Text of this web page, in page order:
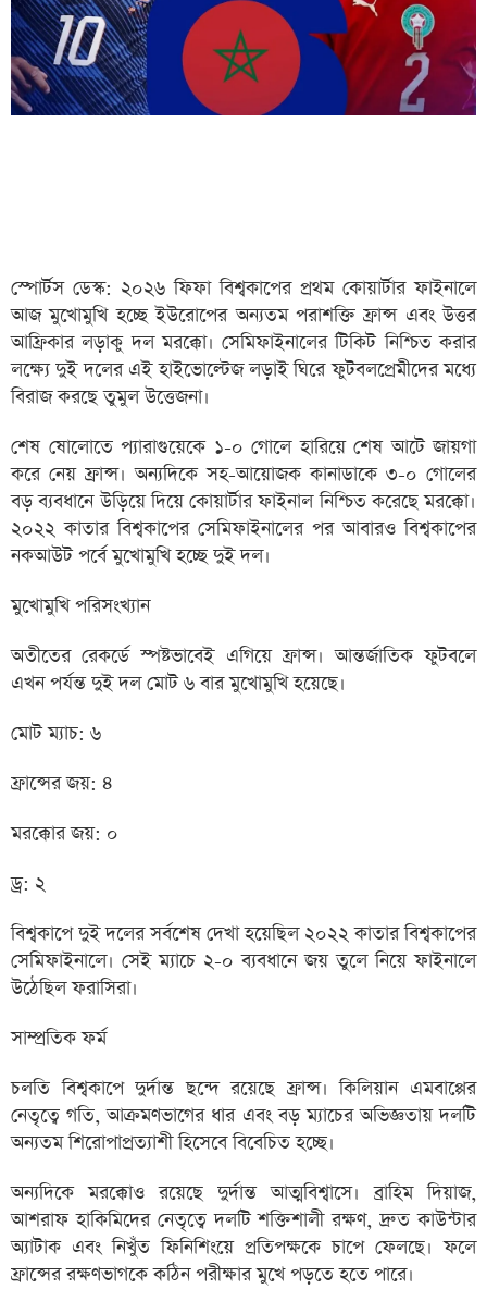
স্পোর্টস ডেস্ক: ২০২৬ ফিফা বিশ্বকাপের প্রথম কোয়ার্টার ফাইনালে
আজ মুখোমুখি হচ্ছে ইউরোপের অন্যতম পরাশক্তি ফ্রান্স এবং উত্তর
আফ্রিকার লড়াকু দল মরক্কো। সেমিফাইনালের টিকিট নিশ্চিত করার
লক্ষ্যে দুই দলের এই হাইভোল্টেজ লড়াই ঘিরে ফুটবলপ্রেমীদের মধ্যে
বিরাজ করছে তুমুল উত্তেজনা।
শেষ ষোলোতে প্যারাগুয়েকে ১-০ গোলে হারিয়ে শেষ আটে জায়গা
করে নেয় ফ্রান্স। অন্যদিকে সহ-আয়োজক কানাডাকে ৩-০ গোলের
বড় ব্যবধানে উড়িয়ে দিয়ে কোয়ার্টার ফাইনাল নিশ্চিত করেছে মরক্কো।
২০২২ কাতার বিশ্বকাপের সেমিফাইনালের পর আবারও বিশ্বকাপের
নকআউট পর্বে মুখোমুখি হচ্ছে দুই দল।
মুখোমুখি পরিসংখ্যান
অতীতের রেকর্ডে স্পষ্টভাবেই এগিয়ে ফ্রান্স। আন্তর্জাতিক ফুটবলে
এখন পর্যন্ত দুই দল মোট ৬ বার মুখোমুখি হয়েছে।
মোট ম্যাচ: ৬
ফ্রান্সের জয়: ৪
মরক্কোর জয়: ০
ড্র: ২
বিশ্বকাপে দুই দলের সর্বশেষ দেখা হয়েছিল ২০২২ কাতার বিশ্বকাপের
সেমিফাইনালে। সেই ম্যাচে ২-০ ব্যবধানে জয় তুলে নিয়ে ফাইনালে
উঠেছিল ফরাসিরা।
সাম্প্রতিক ফর্ম
চলতি বিশ্বকাপে দুর্দান্ত ছন্দে রয়েছে ফ্রান্স। কিলিয়ান এমবাপ্পের
নেতৃত্বে গতি, আক্রমণভাগের ধার এবং বড় ম্যাচের অভিজ্ঞতায় দলটি
অন্যতম শিরোপাপ্রত্যাশী হিসেবে বিবেচিত হচ্ছে।
অন্যদিকে মরক্কোও রয়েছে দুর্দান্ত আত্মবিশ্বাসে। ব্রাহিম দিয়াজ,
আশরাফ হাকিমিদের নেতৃত্বে দলটি শক্তিশালী রক্ষণ, দ্রুত কাউন্টার
অ্যাটাক এবং নিখুঁত ফিনিশিংয়ে প্রতিপক্ষকে চাপে ফেলছে। ফলে
ফ্রান্সের রক্ষণভাগকে কঠিন পরীক্ষার মুখে পড়তে হতে পারে।